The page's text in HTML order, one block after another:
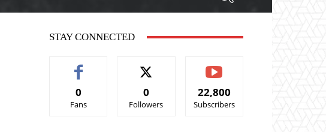
STAY CONNECTED
0
Fans
0
Followers
22,800
Subscribers